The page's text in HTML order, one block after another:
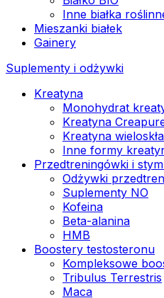
Inne białka
Mieszanki białek
Gainery
Suplementy i odżywki
Kreatyna
Monohydrat
Kreatyna
Kreatyna
Inne formy
Przedtreningówki i
Odżywki
Suplementy NO
Kofeina
Beta-alanina
HMB
Boostery testosteronu
Kompleksowe
Tribulus Terrestris
Maca